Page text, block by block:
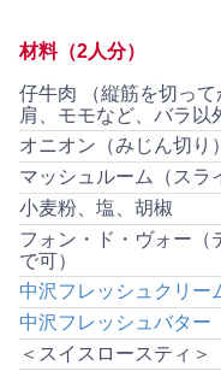
材料（2人分）
仔牛肉 （縦筋を切って
肩、モモなど、バラ以
オニオン（みじん切
マッシュルーム（ス
小麦粉、塩、胡椒
フォン・ド・ヴォー（
で可）
中沢フレッシュクリ
中沢フレッシュバタ
＜スイスロースティ＞